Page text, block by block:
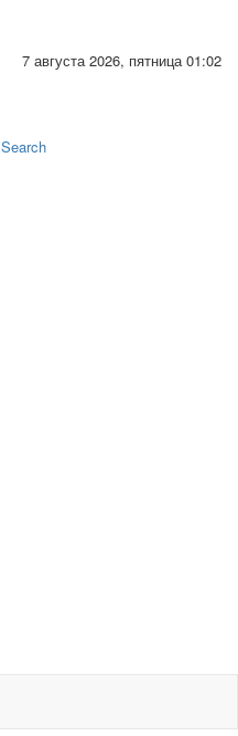
7 августа 2026, пятница 01:02
Search